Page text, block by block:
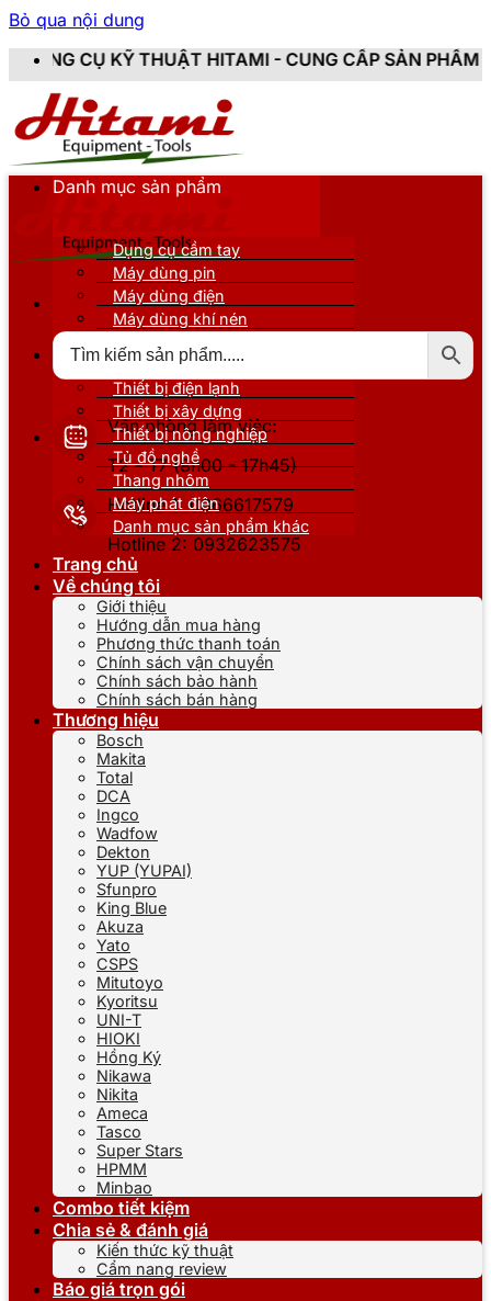
Bỏ qua nội dung
HITAMI - CUNG CẤP SẢN PHẨM CHÍNH HÃNG,
Văn phòng làm việc:
T2 - T7 (8h00 - 17h45)
Hotline 1: 0866617579
Hotline 2: 0932623575
Danh mục sản phẩm
Dụng cụ cầm tay
Máy dùng pin
Máy dùng điện
Máy dùng khí nén
Thiết bị nâng đỡ
Thiết bị điện lạnh
Thiết bị xây dựng
Thiết bị nông nghiệp
Tủ đồ nghề
Thang nhôm
Máy phát điện
Danh mục sản phẩm khác
Trang chủ
Về chúng tôi
Giới thiệu
Hướng dẫn mua hàng
Phương thức thanh toán
Chính sách vận chuyển
Chính sách bảo hành
Chính sách bán hàng
Thương hiệu
Bosch
Makita
Total
DCA
Ingco
Wadfow
Dekton
YUP (YUPAI)
Sfunpro
King Blue
Akuza
Yato
CSPS
Mitutoyo
Kyoritsu
UNI-T
HIOKI
Hồng Ký
Nikawa
Nikita
Ameca
Tasco
Super Stars
HPMM
Minbao
Combo tiết kiệm
Chia sẻ & đánh giá
Kiến thức kỹ thuật
Cẩm nang review
Báo giá trọn gói